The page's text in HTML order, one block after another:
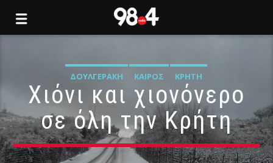
ΔΟΥΛΓΕΡΆΚΗ ΚΑΙΡΌΣ ΚΡΉΤΗ
Χιόνι και χιονόνερο
σε όλη την Κρήτη